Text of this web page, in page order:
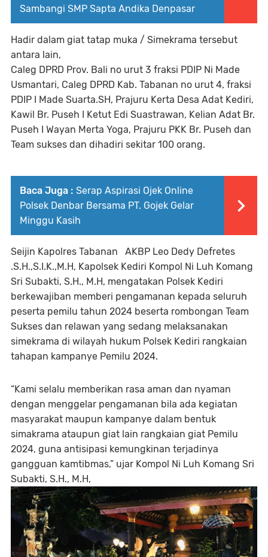
Sambangi SMP Sapta Andika Denpasar
Hadir dalam giat tatap muka / Simekrama tersebut
antara lain,
Caleg DPRD Prov. Bali no urut 3 fraksi PDIP Ni Made
Usmantari, Caleg DPRD Kab. Tabanan no urut 4, fraksi
PDIP I Made Suarta.SH, Prajuru Kerta Desa Adat Kediri,
Kawil Br. Puseh I Ketut Edi Suastrawan, Kelian Adat Br.
Puseh I Wayan Merta Yoga, Prajuru PKK Br. Puseh dan
Team sukses dan dihadiri sekitar 100 orang.
Baca Juga : Serap Aspirasi Ojek Online
Polsek Denbar Bersama PT. Gojek Gelar
Minggu Kasih
Seijin Kapolres Tabanan AKBP Leo Dedy Defretes
.S.H.,S.I.K.,M.H, Kapolsek Kediri Kompol Ni Luh Komang
Sri Subakti, S.H., M.H, mengatakan Polsek Kediri
berkewajiban memberi pengamanan kepada seluruh
peserta pemilu tahun 2024 beserta rombongan Team
Sukses dan relawan yang sedang melaksanakan
simekrama di wilayah hukum Polsek Kediri rangkaian
tahapan kampanye Pemilu 2024.
“Kami selalu memberikan rasa aman dan nyaman
dengan menggelar pengamanan bila ada kegiatan
masyarakat maupun kampanye dalam bentuk
simakrama ataupun giat lain rangkaian giat Pemilu
2024, guna antisipasi kemungkinan terjadinya
gangguan kamtibmas,” ujar Kompol Ni Luh Komang Sri
Subakti, S.H., M.H,